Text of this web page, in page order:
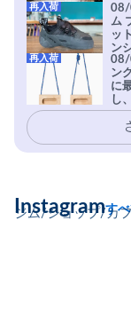
08/
ム
ッ
ン
実
を
安
再入荷
08/
ン
に
し
イ
再入荷
ジム/ショップ/カ
Instagramす